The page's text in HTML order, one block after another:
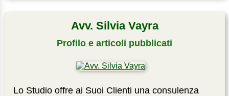
Avv. Silvia Vayra
Profilo e articoli pubblicati
Lo Studio offre ai Suoi Clienti una consulenza